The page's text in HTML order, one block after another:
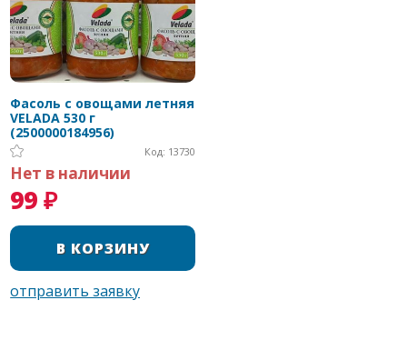
Фасоль с овощами летняя
VELADA 530 г
(2500000184956)
Код: 13730
Нет в наличии
99 ₽